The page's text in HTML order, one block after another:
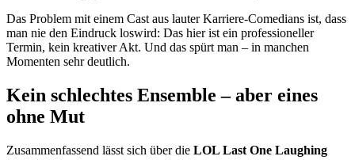
Das Problem mit einem Cast aus lauter Karriere-Comedians ist, dass
man nie den Eindruck loswird: Das hier ist ein professioneller
Termin, kein kreativer Akt. Und das spürt man – in manchen
Momenten sehr deutlich.
Kein schlechtes Ensemble – aber eines
ohne Mut
Zusammenfassend lässt sich über die LOL Last One Laughing